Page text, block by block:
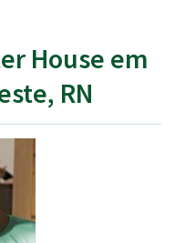
House em
RN